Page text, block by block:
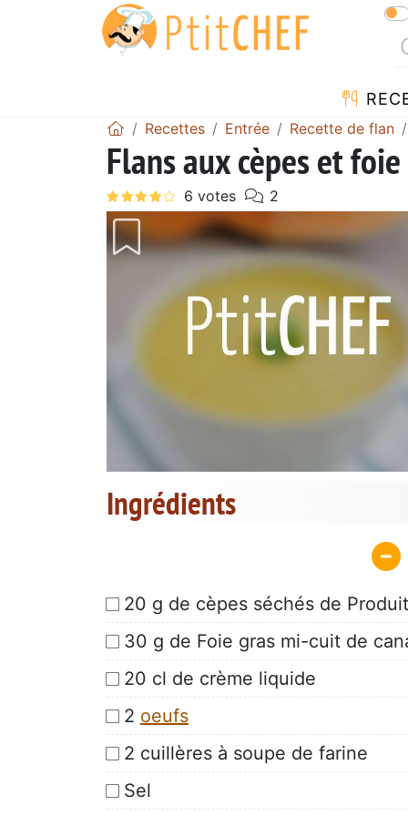
Recettes Entrée Recette de flan
Flans aux cèpes et
Ingrédients
20 g de cèpes séchés de
30 g de Foie gras mi-cuit de
20 cl de crème liquide
2 oeufs
2 cuillères à soupe de farine
Sel